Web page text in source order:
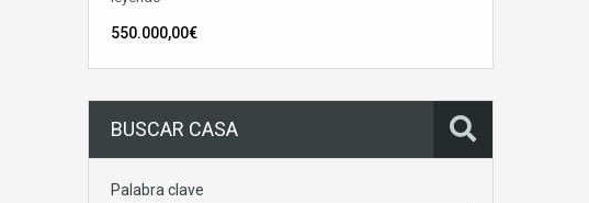
550.000,00€
BUSCAR CASA
Palabra clave